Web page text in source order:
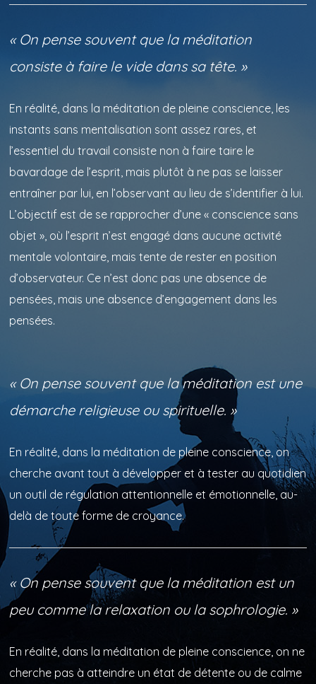
« On pense souvent que la méditation
consiste à faire le vide dans sa tête. »
En réalité, dans la méditation de pleine conscience, les
instants sans mentalisation sont assez rares, et
l’essentiel du travail consiste non à faire taire le
bavardage de l’esprit, mais plutôt à ne pas se laisser
entraîner par lui, en l’observant au lieu de s’identifier à lui.
L’objectif est de se rapprocher d’une « conscience sans
objet », où l’esprit n’est engagé dans aucune activité
mentale volontaire, mais tente de rester en position
d’observateur. Ce n’est donc pas une absence de
pensées, mais une absence d’engagement dans les
pensées.
« On pense souvent que la méditation est une
démarche religieuse ou spirituelle. »
En réalité, dans la méditation de pleine conscience, on
cherche avant tout à développer et à tester au quotidien
un outil de régulation attentionnelle et émotionnelle, au-
delà de toute forme de croyance.
« On pense souvent que la méditation est un
peu comme la relaxation ou la sophrologie. »
En réalité, dans la méditation de pleine conscience, on ne
cherche pas à atteindre un état de détente ou de calme